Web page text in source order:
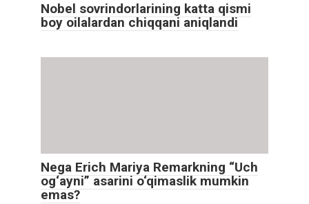
Nobel sovrindorlarining katta qismi
boy oilalardan chiqqani aniqlandi
Nega Erich Mariya Remarkning “Uch
og‘ayni” asarini o‘qimaslik mumkin
emas?